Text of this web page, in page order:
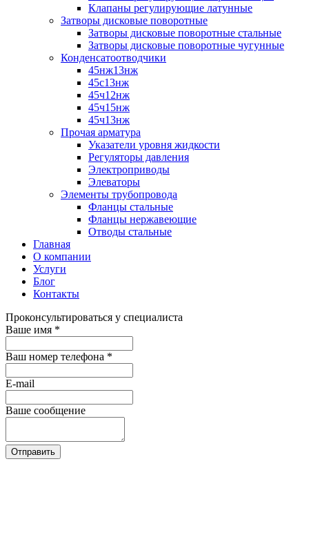
Клапаны регулирующие латунные
Затворы дисковые поворотные
Затворы дисковые поворотные стальные
Затворы дисковые поворотные чугунные
Конденсатоотводчики
45нж13нж
45с13нж
45ч12нж
45ч15нж
45ч13нж
Прочая арматура
Указатели уровня жидкости
Регуляторы давления
Электроприводы
Элеваторы
Элементы трубопровода
Фланцы стальные
Фланцы нержавеющие
Отводы стальные
Главная
О компании
Услуги
Блог
Контакты
Проконсультироваться у специалиста
Ваше имя *
Ваш номер телефона *
E-mail
Ваше сообщение
Отправить